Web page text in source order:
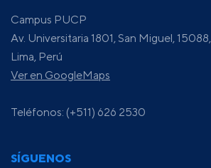
Campus PUCP
Av. Universitaria 1801, San Miguel, 15088,
Lima, Perú
Ver en GoogleMaps
Teléfonos: (+511) 626 2530
SÍGUENOS